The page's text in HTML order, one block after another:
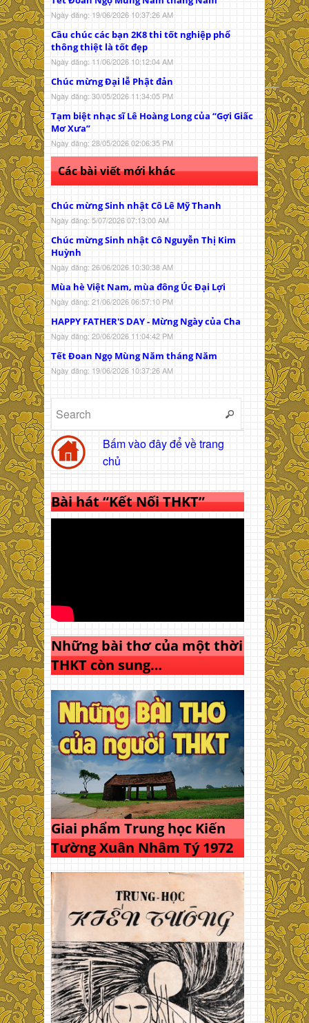
Ngày đăng: 19/06/2026 10:37:26 AM
Cầu chúc các bạn 2K8 thi tốt nghiệp phổ
thông thiệt là tốt đẹp
Ngày đăng: 11/06/2026 10:12:04 AM
Chúc mừng Đại lễ Phật đản
Ngày đăng: 30/05/2026 11:34:05 PM
Tạm biệt nhạc sĩ Lê Hoàng Long của “Gợi Giấc
Mơ Xưa”
Ngày đăng: 28/05/2026 02:06:35 PM
Các bài viết mới khác
Chúc mừng Sinh nhật Cô Lê Mỹ Thanh
Ngày đăng: 5/07/2026 07:13:00 AM
Chúc mừng Sinh nhật Cô Nguyễn Thị Kim
Huỳnh
Ngày đăng: 26/06/2026 10:30:38 AM
Mùa hè Việt Nam, mùa đông Úc Đại Lợi
Ngày đăng: 21/06/2026 06:57:10 PM
HAPPY FATHER'S DAY - Mừng Ngày của Cha
Ngày đăng: 20/06/2026 11:04:42 PM
Tết Đoan Ngọ Mùng Năm tháng Năm
Ngày đăng: 19/06/2026 10:37:26 AM
Bấm vào đây để về trang
chủ
Bài hát “Kết Nối THKT”
Những bài thơ của một thời
THKT còn sung…
Giai phẩm Trung học Kiến
Tường Xuân Nhâm Tý 1972